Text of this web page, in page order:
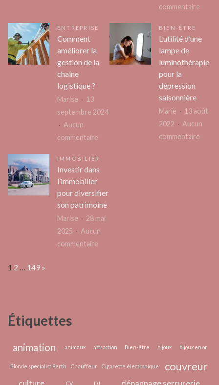
indispensables
pour
votre
cuisine
commentaire
le
en
2025
ENTREPRISE
Comment
améliorer la
gestion de la
chaîne
logistique ?
Marise
13
septembre 2024
Aucun
commentaire
améliorer
la
de
BIEN-ÊTRE
L’utilité d’une
lampe de
luminothérapie
pour la
dépression
saisonnière
Marie
13 août
2022
Aucun
commentaire
IMMOBILIER
Investir dans
l’immobilier
pour diversifier
son patrimoine
Marise
28 mai
2025
Aucun
commentaire
Page:
1 2 … 149 Next
»
Étiquettes
animation animaux attraction Bien-être bijoux bijoux en or
Blonde specialist Perth Chauffeur Cigarette électronique couvreur
CV DJ